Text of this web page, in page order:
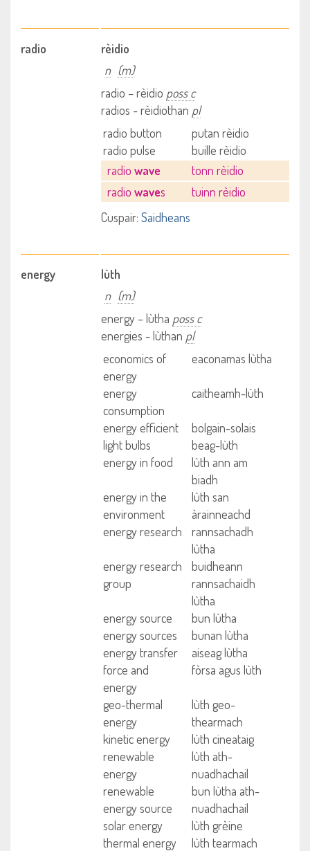
radio
rèidio
n (m)
radio – rèidio poss c
radios - rèidiothan pl
radio button
putan rèidio
radio pulse
buille rèidio
radio wave
tonn rèidio
radio waves
tuinn rèidio
Cuspair: Saidheans
energy
lùth
n (m)
energy – lùtha poss c
energies - lùthan pl
economics of
energy
eaconamas lùtha
energy
consumption
caitheamh-lùth
energy efficient
light bulbs
bolgain-solais
beag-lùth
energy in food
lùth ann am
biadh
energy in the
environment
lùth san
àrainneachd
energy research
rannsachadh
lùtha
energy research
group
buidheann
rannsachaidh
lùtha
energy source
bun lùtha
energy sources
bunan lùtha
energy transfer
aiseag lùtha
force and
energy
fòrsa agus lùth
geo-thermal
energy
lùth geo-
thearmach
kinetic energy
lùth cineataig
renewable
energy
lùth ath-
nuadhachail
renewable
energy source
bun lùtha ath-
nuadhachail
solar energy
lùth grèine
thermal energy
lùth tearmach